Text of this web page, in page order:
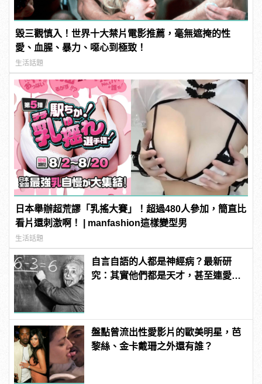
毀三觀慎入！世界十大禁片電影推薦，毫無遮掩的性
愛、血腥、暴力、噁心到極致！
生活話題
日本舉辦超荒謬「乳搖大賽」！超過480人參加，簡直比
看片還刺激啊！ | manfashion這樣變型男
生活話題
自言自語的人都是神經病？最新研
究：其實他們都是天才，甚至連愛因
盤點曾流出性愛影片的歐美明星，芭
黎絲、金卡戴珊之外還有誰？